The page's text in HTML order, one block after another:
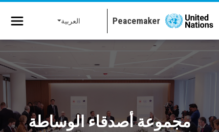
تجاوز إلى المحتوى الرئيسي
العربية
مجموعة أصدقاء الوساطة